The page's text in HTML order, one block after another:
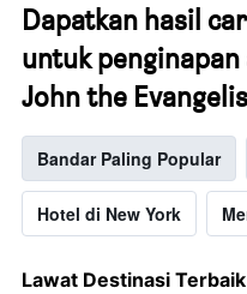
Dapatkan hasil
untuk
John the
Bandar Paling Popular
Hotel di New York
Lawat Destinasi Terbaik